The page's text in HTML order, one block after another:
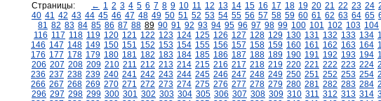
Страницы: ← 1 2 3 4 5 6 7 8 9 10 11 12 13 14 15 16 17 18 19 20 21 22 23 24
40 41 42 43 44 45 46 47 48 49 50 51 52 53 54 55 56 57 58 59 60 61 62 63 64 65
81 82 83 84 85 86 87 88 89 90 91 92 93 94 95 96 97 98 99 100 101 102 103 104
116 117 118 119 120 121 122 123 124 125 126 127 128 129 130 131 132 133 134
146 147 148 149 150 151 152 153 154 155 156 157 158 159 160 161 162 163 164
176 177 178 179 180 181 182 183 184 185 186 187 188 189 190 191 192 193 194
206 207 208 209 210 211 212 213 214 215 216 217 218 219 220 221 222 223 224
236 237 238 239 240 241 242 243 244 245 246 247 248 249 250 251 252 253 254
266 267 268 269 270 271 272 273 274 275 276 277 278 279 280 281 282 283 284
296 297 298 299 300 301 302 303 304 305 306 307 308 309 310 311 312 313 314